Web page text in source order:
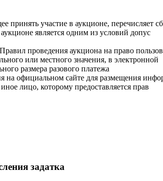
принять участие в аукционе, перечисляет
является одним из условий допус
проведения аукциона на право
или местного значения, в электронной
размера разового платежа
официальном сайте для размещения
лицо, которому предоставляется прав
задатка